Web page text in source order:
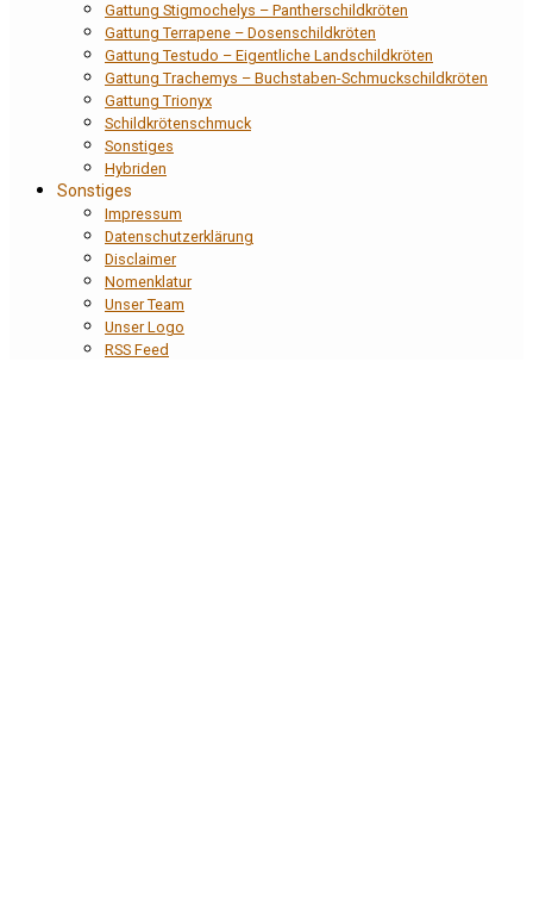
Gattung Stigmochelys – Pantherschildkröten
Gattung Terrapene – Dosenschildkröten
Gattung Testudo – Eigentliche Landschildkröten
Gattung Trachemys – Buchstaben-Schmuckschildkröten
Gattung Trionyx
Schildkrötenschmuck
Sonstiges
Hybriden
Sonstiges
Impressum
Datenschutzerklärung
Disclaimer
Nomenklatur
Unser Team
Unser Logo
RSS Feed